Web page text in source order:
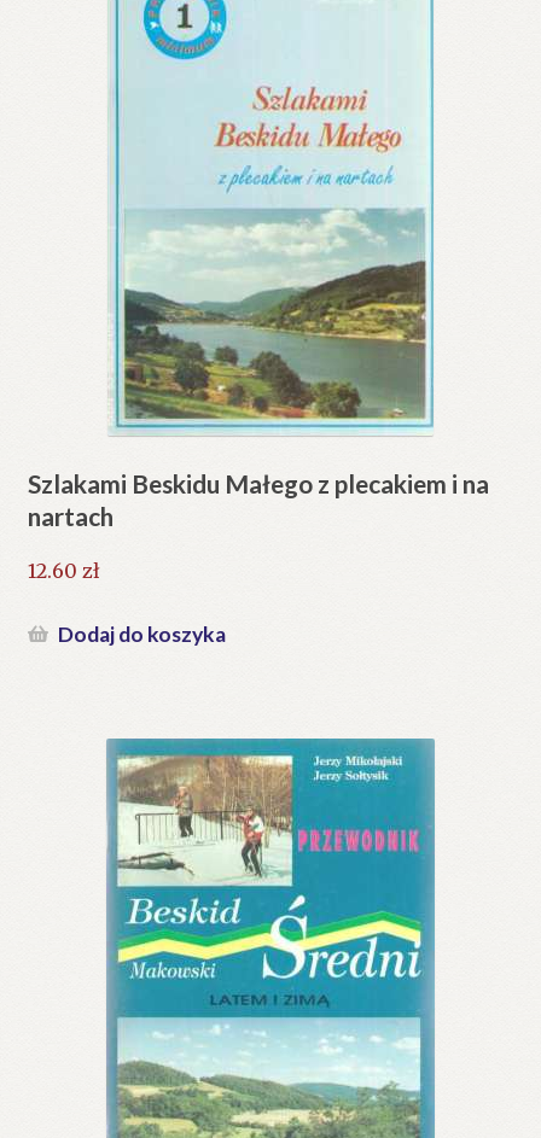
Szlakami Beskidu Małego z plecakiem i na
nartach
12.60 zł
Dodaj do koszyka